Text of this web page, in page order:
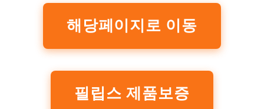
해당페이지로 이동
필립스 제품보증